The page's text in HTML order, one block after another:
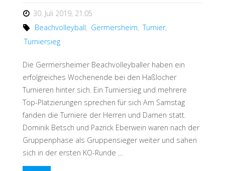
30. Juli 2019, 21:05
Beachvolleyball, Germersheim, Turnier,
Turniersieg
Die Germersheimer Beachvolleyballer haben ein
erfolgreiches Wochenende bei den Haßlocher
Turnieren hinter sich. Ein Turniersieg und mehrere
Top-Platzierungen sprechen für sich Am Samstag
fanden die Turniere der Herren und Damen statt.
Dominik Betsch und Pazrick Eberwein waren nach der
Gruppenphase als Gruppensieger weiter und sahen
sich in der ersten KO-Runde …